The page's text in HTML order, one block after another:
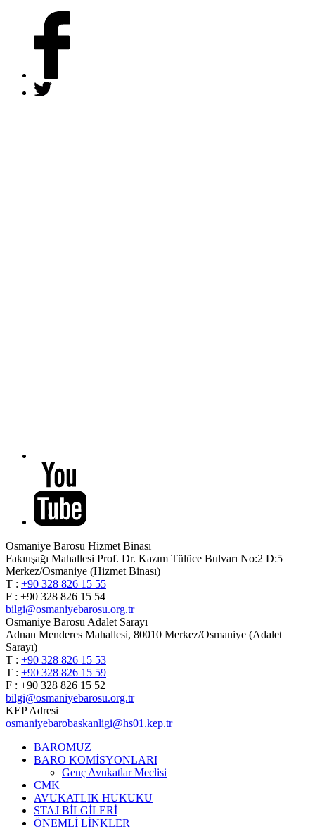
Osmaniye Barosu Hizmet Binası
Fakıuşağı Mahallesi Prof. Dr. Kazım Tülüce Bulvarı No:2 D:5
Merkez/Osmaniye (Hizmet Binası)
T : +90 328 826 15 55
F : +90 328 826 15 54
bilgi@osmaniyebarosu.org.tr
Osmaniye Barosu Adalet Sarayı
Adnan Menderes Mahallesi, 80010 Merkez/Osmaniye (Adalet
Sarayı)
T : +90 328 826 15 53
T : +90 328 826 15 59
F : +90 328 826 15 52
bilgi@osmaniyebarosu.org.tr
KEP Adresi
osmaniyebarobaskanligi@hs01.kep.tr
BAROMUZ
BARO KOMİSYONLARI
Genç Avukatlar Meclisi
CMK
AVUKATLIK HUKUKU
STAJ BİLGİLERİ
ÖNEMLİ LİNKLER